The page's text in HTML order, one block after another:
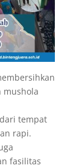
mushola
tempat
rapi.
fasilitas